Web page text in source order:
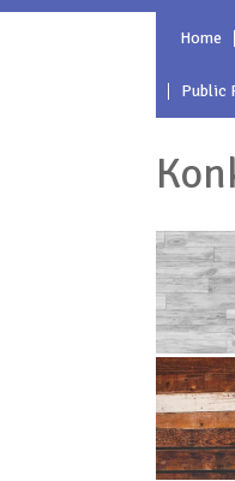
Home
Public